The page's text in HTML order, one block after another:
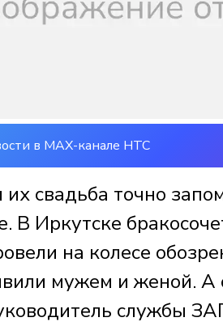
в MAX-канале НТС
свадьба точно
В Иркутске
на колесе
мужем и женой. А
службы